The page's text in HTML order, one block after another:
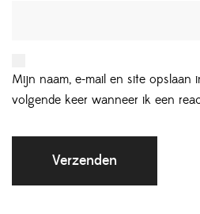
Mijn naam, e-mail en site opslaan
volgende keer wanneer ik een